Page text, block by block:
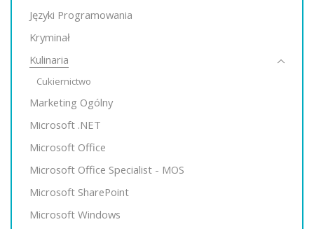
Języki Programowania
Kryminał
Kulinaria
Cukiernictwo
Marketing Ogólny
Microsoft .NET
Microsoft Office
Microsoft Office Specialist - MOS
Microsoft SharePoint
Microsoft Windows